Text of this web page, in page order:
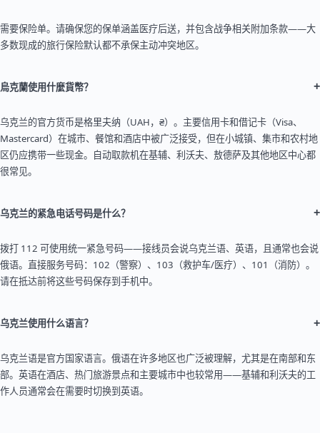
需要保险单。请确保您的保单涵盖医疗后送，并包含战争相关附加条款——大
多数现成的旅行保险默认都不承保主动冲突地区。
烏克蘭使用什麼貨幣？ +
乌克兰的官方货币是格里夫纳（UAH，₴）。主要信用卡和借记卡（Visa、
Mastercard）在城市、餐馆和酒店中被广泛接受，但在小城镇、集市和农村地
区仍应携带一些现金。自动取款机在基辅、利沃夫、敖德萨及其他地区中心都
很常见。
乌克兰的紧急电话号码是什么？ +
拨打 112 可使用统一紧急号码——接线员会说乌克兰语、英语，且通常也会说
俄语。直接服务号码：102（警察）、103（救护车/医疗）、101（消防）。
请在抵达前将这些号码保存到手机中。
乌克兰使用什么语言？ +
乌克兰语是官方国家语言。俄语在许多地区也广泛被理解，尤其是在南部和东
部。英语在酒店、热门旅游景点和主要城市中也较常用——基辅和利沃夫的工
作人员通常会在需要时切换到英语。